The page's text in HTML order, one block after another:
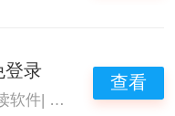
登录
软件| wland看文app|
查看